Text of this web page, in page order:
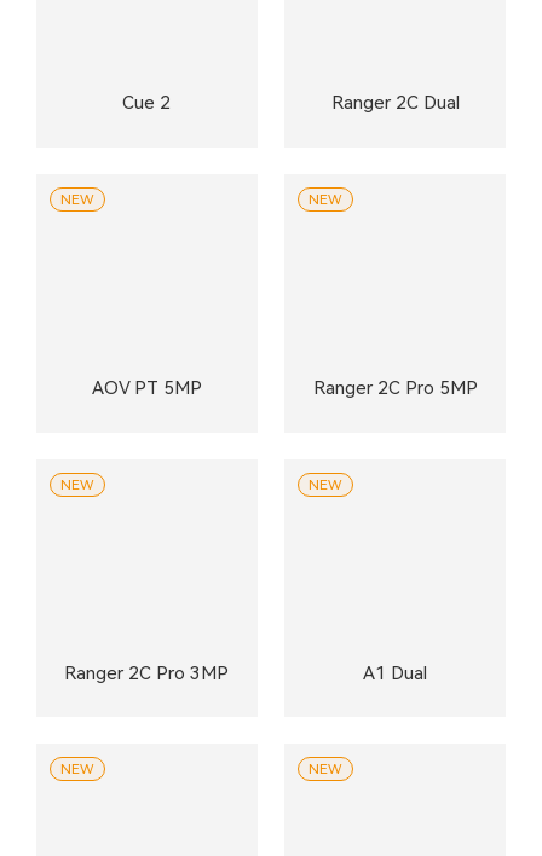
Cue 2 Ranger 2C Dual
AOV PT 5MP
NEW
Ranger 2C Pro 5MP
NEW
Ranger 2C Pro 3MP
NEW
A1 Dual
NEW
NEW NEW